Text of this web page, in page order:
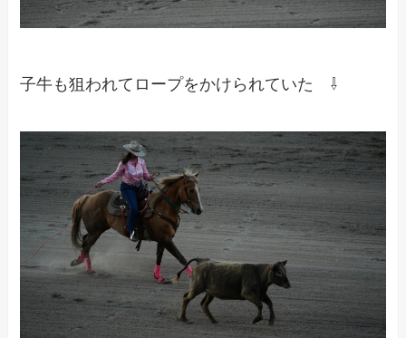
子牛も狙われてロープをかけられていた ⇩